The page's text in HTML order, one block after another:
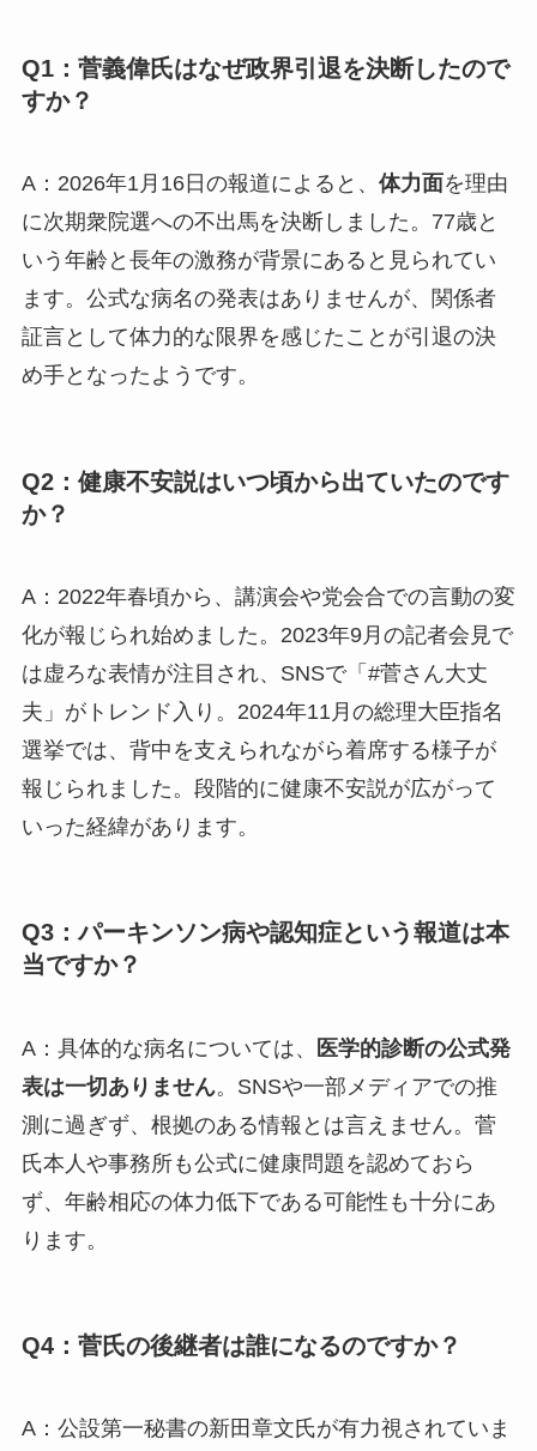
Q1：菅義偉氏はなぜ政界引退を決断したので
すか？
A：2026年1月16日の報道によると、 体力面を理由
に次期衆院選への不出馬を決断しました。77歳と
いう年齢と長年の激務が背景にあると見られてい
ます。公式な病名の発表はありませんが、関係者
証言として体力的な限界を感じたことが引退の決
め手となったようです。
Q2：健康不安説はいつ頃から出ていたのです
か？
A：2022年春頃から、講演会や党会合での言動の変
化が報じられ始めました。2023年9月の記者会見で
は虚ろな表情が注目され、SNSで「#菅さん大丈
夫」がトレンド入り。2024年11月の総理大臣指名
選挙では、背中を支えられながら着席する様子が
報じられました。段階的に健康不安説が広がって
いった経緯があります。
Q3：パーキンソン病や認知症という報道は本
当ですか？
A：具体的な病名については、
医学的診断の公式発
表は一切ありません。SNSや一部メディアでの推
測に過ぎず、根拠のある情報とは言えません。菅
氏本人や事務所も公式に健康問題を認めておら
ず、年齢相応の体力低下である可能性も十分にあ
ります。
Q4：菅氏の後継者は誰になるのですか？
A：公設第一秘書の新田章文氏が有力視されていま